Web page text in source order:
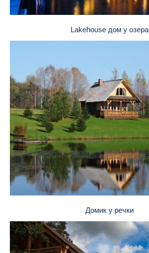
Lakehouse дом у озера
Домик у речки